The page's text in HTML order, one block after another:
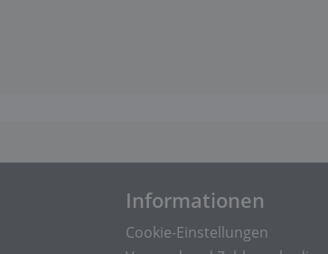
Informationen
Cookie-Einstellungen